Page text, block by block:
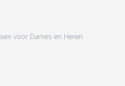
voor Dames en Heren